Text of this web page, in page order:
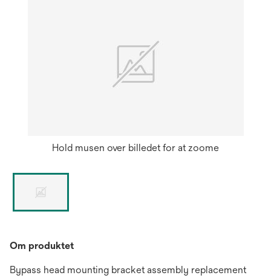
Hold musen over billedet for at zoome
Om produktet
Bypass head mounting bracket assembly replacement